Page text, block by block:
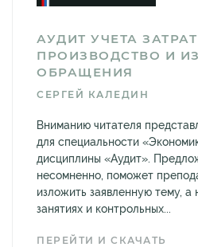
АУДИТ УЧЕТА
ПРОИЗВОДСТВО И
ОБРАЩЕНИЯ
СЕРГЕЙ КАЛЕДИН
Вниманию читателя
для специальности
дисциплины «Аудит».
несомненно, поможет
изложить заявленную тему, а
занятиях и контрольных...
ПЕРЕЙТИ И СКАЧАТЬ